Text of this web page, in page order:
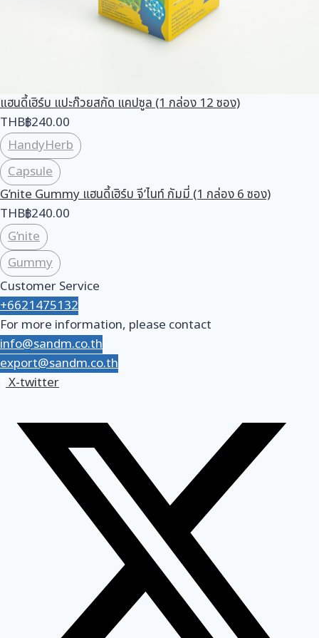
แฮนดี้เฮิร์บ แปะก๊วยสกัด แคปซูล (1 กล่อง 12 ซอง)
THB฿240.00
HandyHerb
Capsule
G’nite Gummy แฮนดี้เฮิร์บ จี’ไนท์ กัมมี่ (1 กล่อง 6 ซอง)
THB฿240.00
G’nite
Gummy
Customer Service
+6621475132
For more information, please contact
info@sandm.co.th
export@sandm.co.th
X-twitter